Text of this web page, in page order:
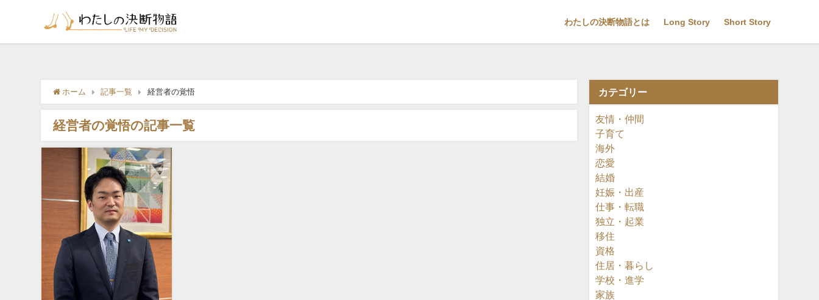
わたしの決断物語とは Long Story Short Story
ホーム 記事一覧 経営者の覚悟
経営者の覚悟の記事一覧
カテゴリー
友情・仲間
子育て
海外
恋愛
結婚
妊娠・出産
仕事・転職
独立・起業
移住
資格
住居・暮らし
学校・進学
家族